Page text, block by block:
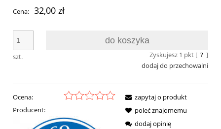
Cena: 32,00 zł
szt.
do koszyka
Zyskujesz 1 pkt [ ? ]
dodaj do przechowalni
Ocena:
Producent:
zapytaj o produkt
poleć znajomemu
dodaj opinię